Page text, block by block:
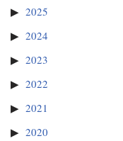
2025
2024
2023
2022
2021
2020